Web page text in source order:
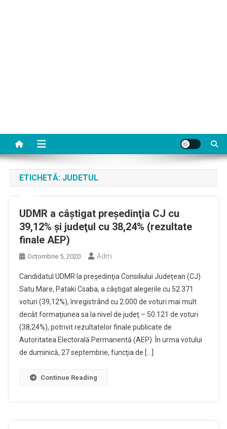
ETICHETĂ: JUDETUL
UDMR a câştigat preşedinţia CJ cu
39,12% şi judeţul cu 38,24% (rezultate
finale AEP)
Octombrie 5, 2020 Adm
Candidatul UDMR la preşedinţia Consiliului Judeţean (CJ)
Satu Mare, Pataki Csaba, a câştigat alegerile cu 52.371
voturi (39,12%), înregistrând cu 2.000 de voturi mai mult
decât formaţiunea sa la nivel de judeţ – 50.121 de voturi
(38,24%), potrivit rezultatelor finale publicate de
Autoritatea Electorală Permanentă (AEP). În urma votului
de duminică, 27 septembrie, funcţia de […]
Continue Reading